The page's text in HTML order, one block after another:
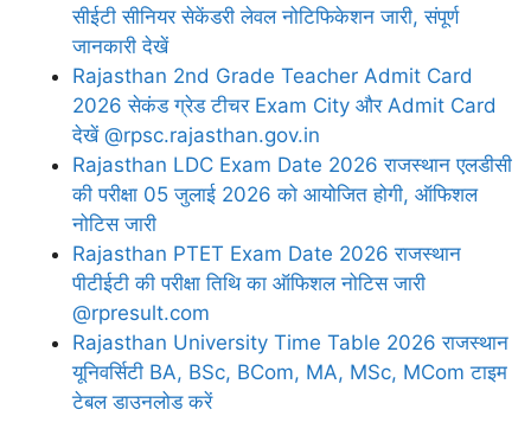
सीईटी सीनियर सेकेंडरी लेवल नोटिफिकेशन जारी, संपूर्ण
जानकारी देखें
Rajasthan 2nd Grade Teacher Admit Card
2026 सेकंड ग्रेड टीचर Exam City और Admit Card
देखें @rpsc.rajasthan.gov.in
Rajasthan LDC Exam Date 2026 राजस्थान एलडीसी
की परीक्षा 05 जुलाई 2026 को आयोजित होगी, ऑफिशल
नोटिस जारी
Rajasthan PTET Exam Date 2026 राजस्थान
पीटीईटी की परीक्षा तिथि का ऑफिशल नोटिस जारी
@rpresult.com
Rajasthan University Time Table 2026 राजस्थान
यूनिवर्सिटी BA, BSc, BCom, MA, MSc, MCom टाइम
टेबल डाउनलोड करें